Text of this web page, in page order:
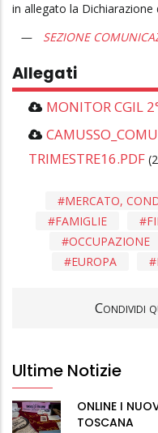
in allegato la Dichiarazione
SEZIONE
Allegati
MONITOR CGIL
TRIMESTRE16.PDF
MERCATO,
FAMIGLIE
OCCUPAZIONE
EUROPA
Condividi
Ultime Notizie
ONLINE I
TOSCANA